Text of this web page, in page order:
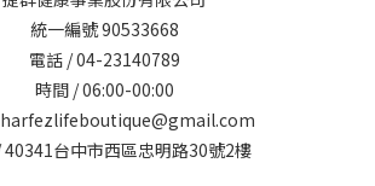
統一編號 90533668
電話 / 04-23140789
時間 / 06:00-00:00
harfezlifeboutique@gmail.com
40341台中市西區忠明路30號2樓